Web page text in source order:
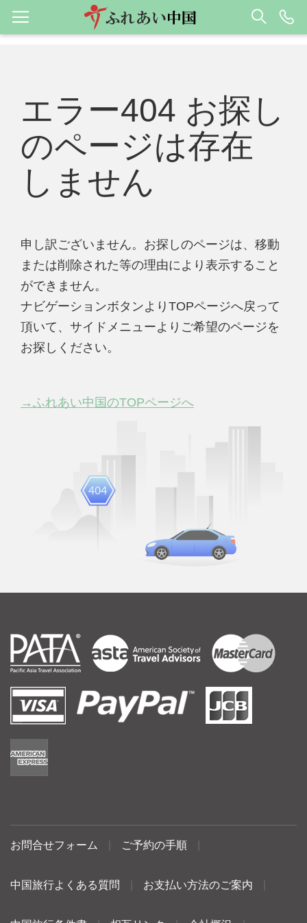
エラー404 お探し
のページは存在
しません
申し訳ございません。お探しのページは、移動
または削除された等の理由により表示すること
ができません。
ナビゲーションボタンよりTOPページへ戻って
頂いて、サイドメニューよりご希望のページを
お探しください。
→ふれあい中国のTOPページへ
お問合せフォーム ご予約の手順
中国旅行よくある質問 お支払い方法のご案内